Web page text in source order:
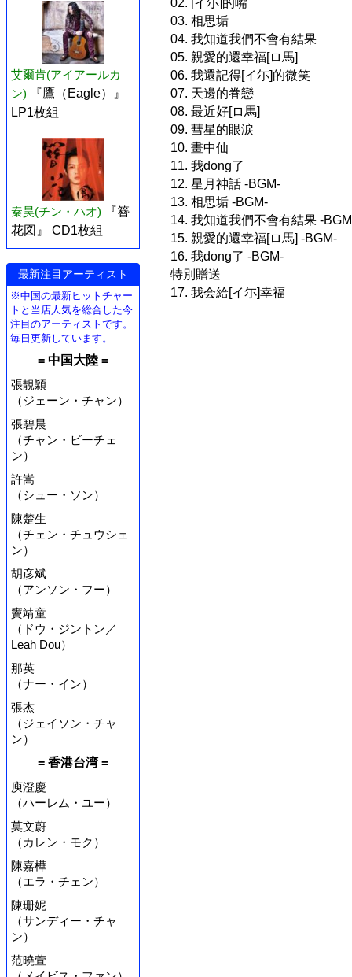
艾爾肯(アイアールカ
ン)
『鷹（Eagle）』
LP1枚組
秦昊(チン・ハオ)
『簪
花図』 CD1枚組
最新注目アーティスト
※中国の最新ヒットチャー
トと当店人気を総合した今
注目のアーティストです。
毎日更新しています。
= 中国大陸 =
張靚穎
（ジェーン・チャン）
張碧晨
（チャン・ビーチェ
ン）
許嵩
（シュー・ソン）
陳楚生
（チェン・チュウシェ
ン）
胡彦斌
（アンソン・フー）
竇靖童
（ドウ・ジントン／
Leah Dou）
那英
（ナー・イン）
張杰
（ジェイソン・チャ
ン）
= 香港台湾 =
庾澄慶
（ハーレム・ユー）
莫文蔚
（カレン・モク）
陳嘉樺
（エラ・チェン）
陳珊妮
（サンディー・チャ
ン）
范曉萱
02. [イ尓]的嘴
03. 相思垢
04. 我知道我們不會有結果
05. 親愛的還幸福[ロ馬]
06. 我還記得[イ尓]的微笑
07. 天邊的眷戀
08. 最近好[ロ馬]
09. 彗星的眼涙
10. 畫中仙
11. 我dong了
12. 星月神話 -BGM-
13. 相思垢 -BGM-
14. 我知道我們不會有結果 -
15. 親愛的還幸福[ロ馬] -BGM-
16. 我dong了 -BGM-
特別贈送
17. 我会給[イ尓]幸福